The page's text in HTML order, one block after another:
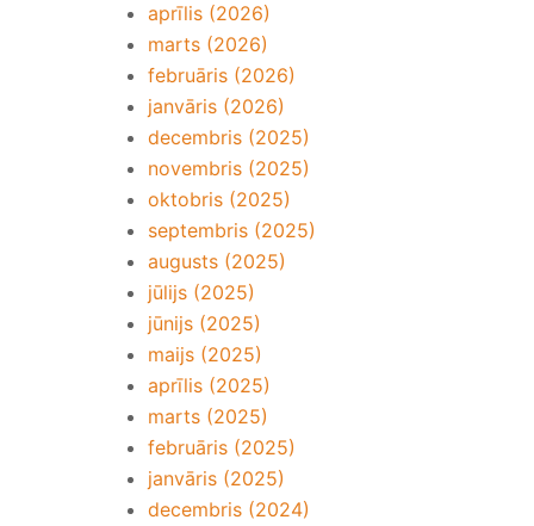
aprīlis (2026)
marts (2026)
februāris (2026)
janvāris (2026)
decembris (2025)
novembris (2025)
oktobris (2025)
septembris (2025)
augusts (2025)
jūlijs (2025)
jūnijs (2025)
maijs (2025)
aprīlis (2025)
marts (2025)
februāris (2025)
janvāris (2025)
decembris (2024)